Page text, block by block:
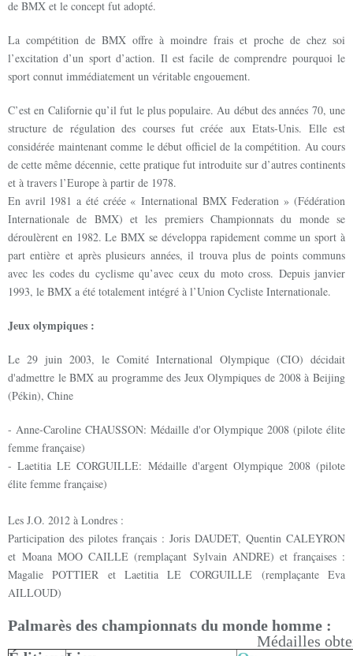
de BMX et le concept fut adopté.
La compétition de BMX offre à moindre frais et proche de chez soi
l’excitation d’un sport d’action. Il est facile de comprendre pourquoi le
sport connut immédiatement un véritable engouement.
C’est en Californie qu’il fut le plus populaire. Au début des années 70, une
structure de régulation des courses fut créée aux Etats-Unis. Elle est
considérée maintenant comme le début officiel de la compétition. Au cours
de cette même décennie, cette pratique fut introduite sur d’autres continents
et à travers l’Europe à partir de 1978.
En avril 1981 a été créée « International BMX Federation » (Fédération
Internationale de BMX) et les premiers Championnats du monde se
déroulèrent en 1982. Le BMX se développa rapidement comme un sport à
part entière et après plusieurs années, il trouva plus de points communs
avec les codes du cyclisme qu’avec ceux du moto cross. Depuis janvier
1993, le BMX a été totalement intégré à l’Union Cycliste Internationale.
Jeux olympiques :
Le 29 juin 2003, le Comité International Olympique (CIO) décidait
d'admettre le BMX au programme des Jeux Olympiques de 2008 à Beijing
(Pékin), Chine
- Anne-Caroline CHAUSSON: Médaille d'or Olympique 2008 (pilote élite
femme française)
- Laetitia LE CORGUILLE: Médaille d'argent Olympique 2008 (pilote
élite femme française)
Les J.O. 2012 à Londres :
Participation des pilotes français : Joris DAUDET, Quentin CALEYRON
et Moana MOO CAILLE (remplaçant Sylvain ANDRE) et françaises :
Magalie POTTIER et Laetitia LE CORGUILLE (remplaçante Eva
AILLOUD)
Palmarès des championnats du monde homme :
Médailles